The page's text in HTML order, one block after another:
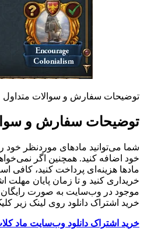
توضیحات سفارش و سوالات متداول
توضیحات سفارش و
شما می‌توانید مادهای موردنظر
خود اضافه کنید. همچنین اگر
مادها هزینه‌ای پرداخت کنید، کافی
خریداری کنید و تا زمان پایان مهلت
موجود در وب‌سایت به صورت رایگان
خرید اشتراک دانلود روی لینک زیر
خرید اشتراک دانلود وب‌سایت ماد